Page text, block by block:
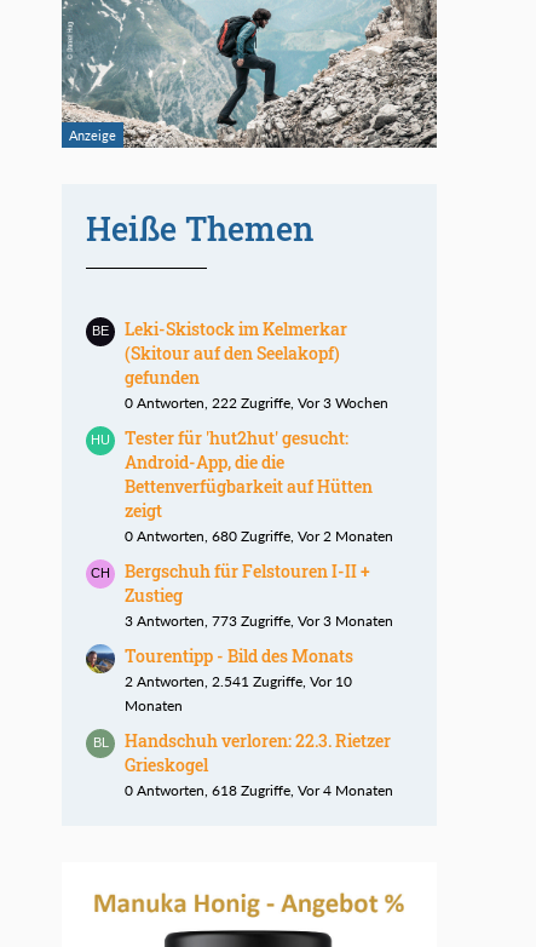
Heiße Themen
Leki-Skistock im Kelmerkar
(Skitour auf den Seelakopf)
gefunden
0 Antworten, 222 Zugriffe, Vor 3 Wochen
Tester für 'hut2hut' gesucht:
Android-App, die die
Bettenverfügbarkeit auf Hütten
zeigt
0 Antworten, 680 Zugriffe, Vor 2 Monaten
Bergschuh für Felstouren I-II +
Zustieg
3 Antworten, 773 Zugriffe, Vor 3 Monaten
Tourentipp - Bild des Monats
2 Antworten, 2.541 Zugriffe, Vor 10
Monaten
Handschuh verloren: 22.3. Rietzer
Grieskogel
0 Antworten, 618 Zugriffe, Vor 4 Monaten